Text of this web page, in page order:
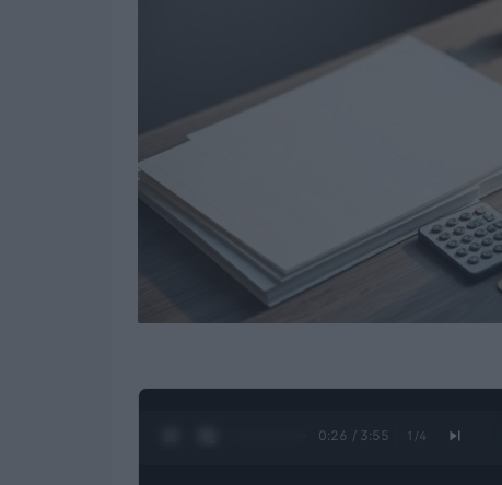
0:27 / 3:55 1 /4